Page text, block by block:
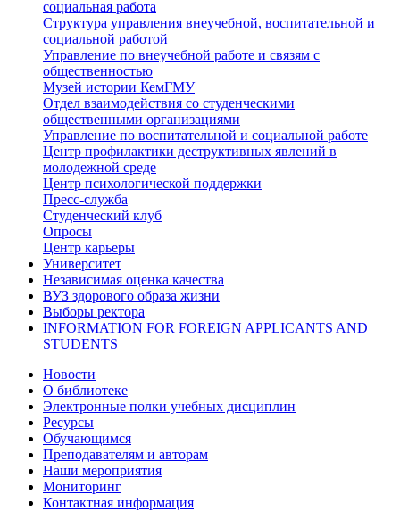
социальная работа
Структура управления внеучебной, воспитательной и
социальной работой
Управление по внеучебной работе и связям с
общественностью
Музей истории КемГМУ
Отдел взаимодействия со студенческими
общественными организациями
Управление по воспитательной и социальной работе
Центр профилактики деструктивных явлений в
молодежной среде
Центр психологической поддержки
Пресс-служба
Студенческий клуб
Опросы
Центр карьеры
Университет
Независимая оценка качества
ВУЗ здорового образа жизни
Выборы ректора
INFORMATION FOR FOREIGN APPLICANTS AND
STUDENTS
Новости
О библиотеке
Электронные полки учебных дисциплин
Ресурсы
Обучающимся
Преподавателям и авторам
Наши мероприятия
Мониторинг
Контактная информация